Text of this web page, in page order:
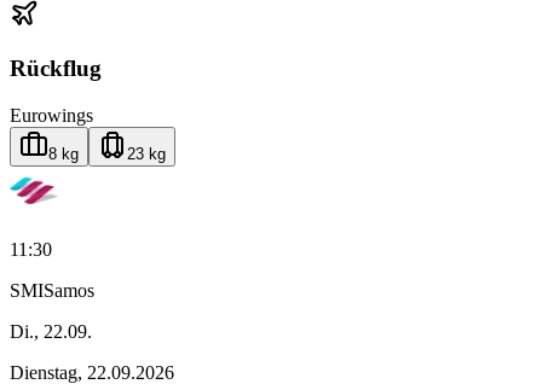
Rückflug
Eurowings
8 kg 23 kg
11:30
SMISamos
Di., 22.09.
Dienstag, 22.09.2026